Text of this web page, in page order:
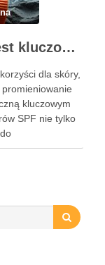
Dlaczego stosowanie SPF jest kluczowe podczas kuracji retinolem i jak to robić prawidłowo
dla skóry,
kluczowym
SPF nie tylko
stosowanie